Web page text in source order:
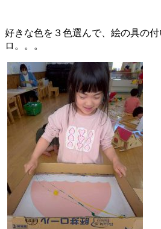
好きな色を３色選んで、絵の具の
ロ。。。